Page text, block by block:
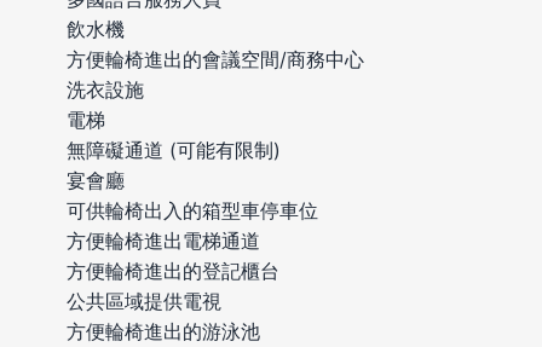
飲水機
方便輪椅進出的會議空間/商務中心
洗衣設施
電梯
無障礙通道 (可能有限制)
宴會廳
可供輪椅出入的箱型車停車位
方便輪椅進出電梯通道
方便輪椅進出的登記櫃台
公共區域提供電視
方便輪椅進出的游泳池